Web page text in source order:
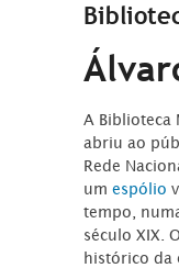
A Biblioteca
abriu ao
Rede
umespólio
tempo,
século XIX.
histórico da